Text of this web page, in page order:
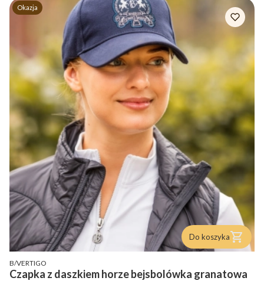
Okazja
Do koszyka
PRODUCENT
B/VERTIGO
Czapka z daszkiem horze bejsbolówka granatowa